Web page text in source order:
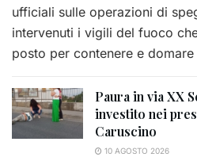
ufficiali sulle operazioni di
intervenuti i vigili del fuoco
posto per contenere e domare
Paura in via XX
investito nei
Caruscino
10 AGOSTO 2026